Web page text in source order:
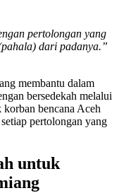
pertolongan yang
dari padanya.”
membantu dalam
bersedekah melalui
bencana Aceh
pertolongan yang
untuk